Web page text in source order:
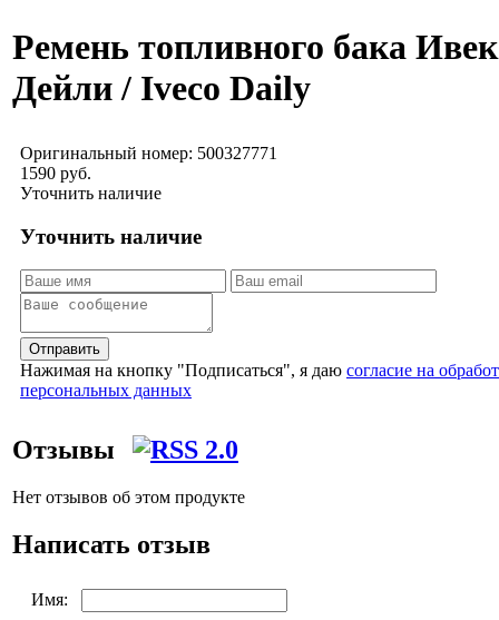
Ремень топливного бака
Дейли / Iveco Daily
Оригинальный номер: 500327771
1590 руб.
Уточнить наличие
Уточнить наличие
Отправить
Нажимая на кнопку "Подписаться", я даю согласие на
персональных данных
Отзывы
Нет отзывов об этом продукте
Написать отзыв
Имя: